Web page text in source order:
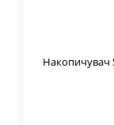
Накопичувач